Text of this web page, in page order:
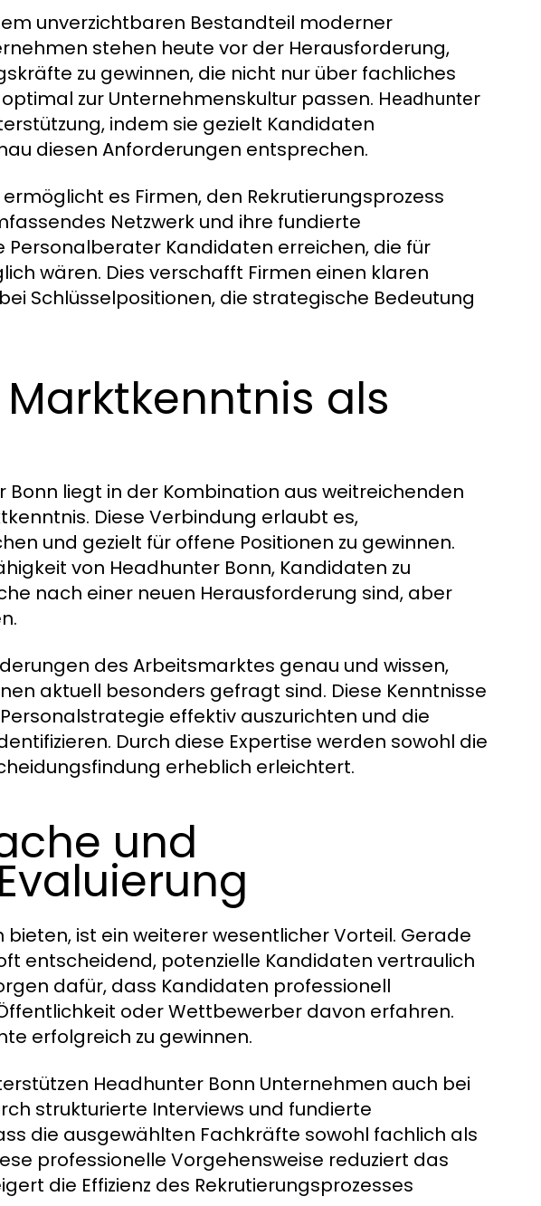
unverzichtbaren Bestandteil moderner
stehen heute vor der Herausforderung,
zu gewinnen, die nicht nur über fachliches
zur Unternehmenskultur passen. Headhunter
indem sie gezielt Kandidaten
diesen Anforderungen entsprechen.
es Firmen, den Rekrutierungsprozess
Netzwerk und ihre fundierte
Personalberater Kandidaten erreichen, die für
wären. Dies verschafft Firmen einen klaren
Schlüsselpositionen, die strategische Bedeutung
als
Bonn liegt in der Kombination aus weitreichenden
Diese Verbindung erlaubt es,
und gezielt für offene Positionen zu gewinnen.
von Headhunter Bonn, Kandidaten zu
nach einer neuen Herausforderung sind, aber
des Arbeitsmarktes genau und wissen,
aktuell besonders gefragt sind. Diese Kenntnisse
effektiv auszurichten und die
Durch diese Expertise werden sowohl die
erheblich erleichtert.
und
bieten, ist ein weiterer wesentlicher Vorteil. Gerade
entscheidend, potenzielle Kandidaten vertraulich
dafür, dass Kandidaten professionell
oder Wettbewerber davon erfahren.
erfolgreich zu gewinnen.
Headhunter Bonn Unternehmen auch bei
strukturierte Interviews und fundierte
die ausgewählten Fachkräfte sowohl fachlich als
professionelle Vorgehensweise reduziert das
die Effizienz des Rekrutierungsprozesses